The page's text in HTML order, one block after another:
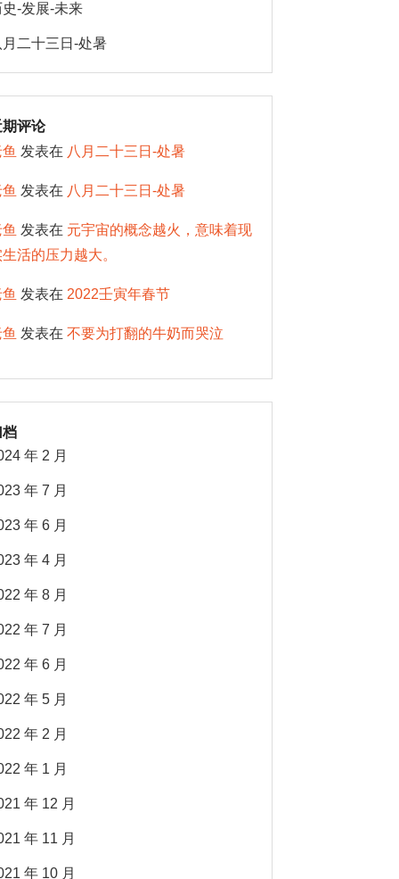
史-发展-未来
月二十三日-处暑
期评论
发表在 八月二十三日-处暑
发表在 八月二十三日-处暑
发表在 元宇宙的概念越火，意味着现
活的压力越大。
发表在 2022壬寅年春节
发表在 不要为打翻的牛奶而哭泣
档
年 2 月
年 7 月
年 6 月
年 4 月
年 8 月
年 7 月
年 6 月
年 5 月
年 2 月
年 1 月
年 12 月
年 11 月
年 10 月